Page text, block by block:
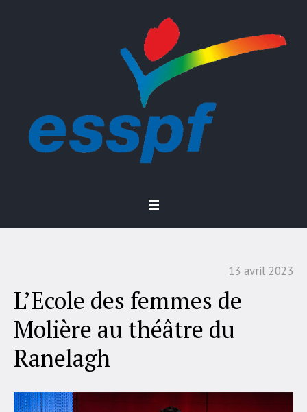
13 avril 2023
L’Ecole des femmes de
Molière au théâtre du
Ranelagh